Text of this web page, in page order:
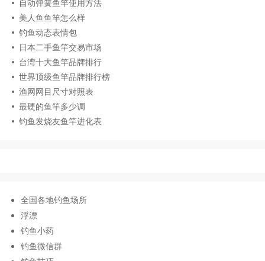
自动弹簧鱼竿使用方法
美人鱼鱼竿怎么样
钓鱼动态表情包
日本二手鱼竿交易市场
台湾十大鱼竿品牌排行
世界顶级鱼竿品牌排行榜
渔网网目尺寸对照表
最硬的鱼竿多少调
钓鱼发烧友鱼竿进化表
全国各地钓鱼场所
浮漂
钓鱼小药
钓鱼微信群